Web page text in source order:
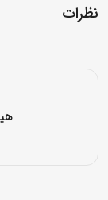
نظرات